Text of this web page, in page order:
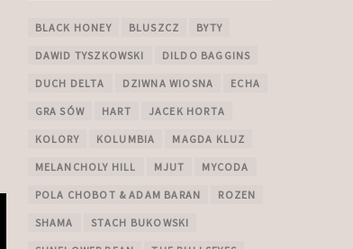
BLACK HONEY BLUSZCZ BYTY
DAWID TYSZKOWSKI DILDO BAGGINS
DUCH DELTA DZIWNA WIOSNA ECHA
GRA SÓW HART JACEK HORTA
KOLORY KOLUMBIA MAGDA KLUZ
MELANCHOLY HILL MJUT MYCODA
POLA CHOBOT & ADAM BARAN ROZEN
SHAMA STACH BUKOWSKI